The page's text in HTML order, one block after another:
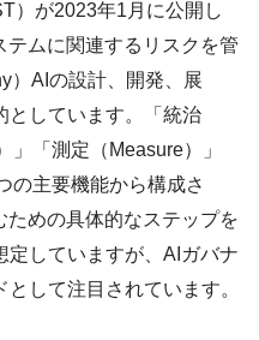
）が2023年1月に公開し
ムに関連するリスクを管
）AIの設計、開発、展
としています。「統治
」「測定（Measure）」
の主要機能から構成さ
めの具体的なステップを
定していますが、AIガバナ
して注目されています。